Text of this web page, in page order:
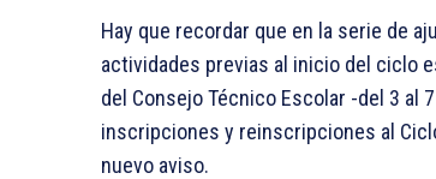
Hay que recordar que en la serie de
actividades previas al inicio del ciclo
del Consejo Técnico Escolar -del 3 al
inscripciones y reinscripciones al
nuevo aviso.